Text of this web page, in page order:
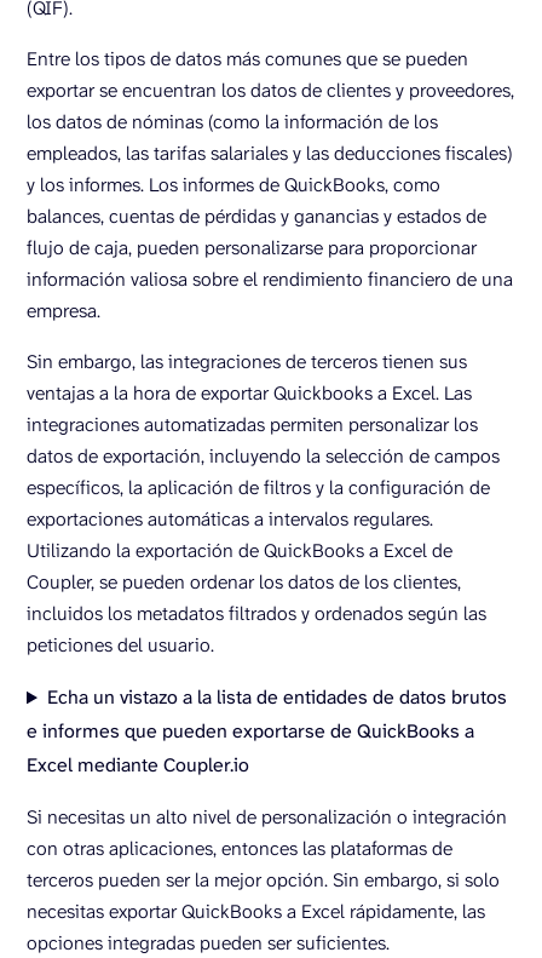
(QIF).
Entre los tipos de datos más comunes que se pueden
exportar se encuentran los datos de clientes y proveedores,
los datos de nóminas (como la información de los
empleados, las tarifas salariales y las deducciones fiscales)
y los informes. Los informes de QuickBooks, como
balances, cuentas de pérdidas y ganancias y estados de
flujo de caja, pueden personalizarse para proporcionar
información valiosa sobre el rendimiento financiero de una
empresa.
Sin embargo, las integraciones de terceros tienen sus
ventajas a la hora de exportar Quickbooks a Excel. Las
integraciones automatizadas permiten personalizar los
datos de exportación, incluyendo la selección de campos
específicos, la aplicación de filtros y la configuración de
exportaciones automáticas a intervalos regulares.
Utilizando la exportación de QuickBooks a Excel de
Coupler, se pueden ordenar los datos de los clientes,
incluidos los metadatos filtrados y ordenados según las
peticiones del usuario.
Echa un vistazo a la lista de entidades de datos brutos
e informes que pueden exportarse de QuickBooks a
Excel mediante Coupler.io
Si necesitas un alto nivel de personalización o integración
con otras aplicaciones, entonces las plataformas de
terceros pueden ser la mejor opción. Sin embargo, si solo
necesitas exportar QuickBooks a Excel rápidamente, las
opciones integradas pueden ser suficientes.